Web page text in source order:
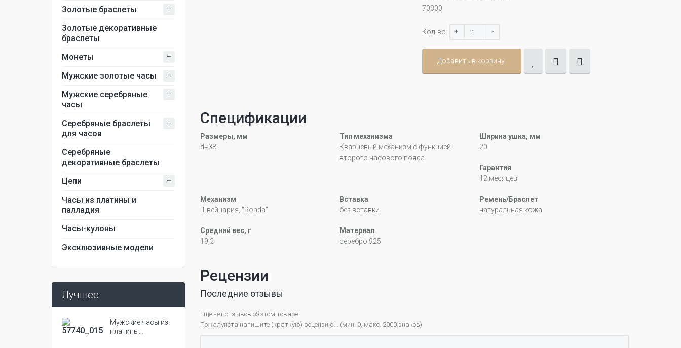
Золотые браслеты +
Золотые декоративные
браслеты
Монеты
+
Мужские золотые часы +
Мужские серебряные
часы
+
Серебряные браслеты
для часов
+
Серебряные
декоративные браслеты
Цепи
+
Часы из платины и
палладия
Часы-кулоны
Эксклюзивные модели
Лучшее
Мужские часы из
платины...
70300
Кол-во: + -
Добавить в корзину
Спецификации
Размеры, мм
d=38
Тип механизма
Кварцевый механизм с функцией
второго часового пояса
Ширина ушка, мм
20
Гарантия
12 месяцев
Механизм
Швейцария, "Ronda"
Вставка
без вставки
Ремень/Браслет
натуральная кожа
Средний вес, г
19,2
Материал
серебро 925
Рецензии
Последние отзывы
Еще нет отзывов об этом товаре.
Пожалуйста напишите (краткую) рецензию....(мин. 0, макс. 2000 знаков)